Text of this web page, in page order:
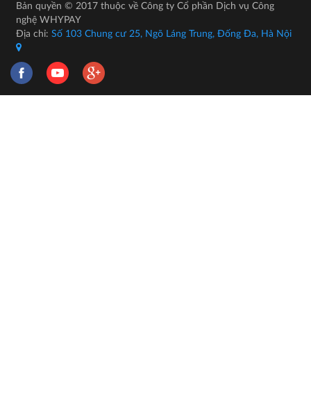
Bản quyền © 2017 thuộc về Công ty Cổ phần Dịch vụ Công
nghệ WHYPAY
Địa chỉ: Số 103 Chung cư 25, Ngõ Láng Trung, Đống Đa, Hà Nội